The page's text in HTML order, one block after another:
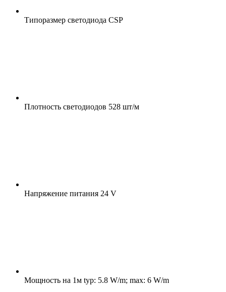
Типоразмер светодиода CSP
Плотность светодиодов 528 шт/м
Напряжение питания 24 V
Мощность на 1м typ: 5.8 W/m; max: 6 W/m